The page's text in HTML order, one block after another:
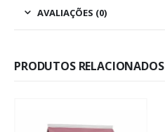
AVALIAÇÕES (0)
PRODUTOS RELACIONADOS